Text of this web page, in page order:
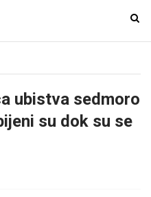
T
e
n
ubistva sedmoro
su dok su se